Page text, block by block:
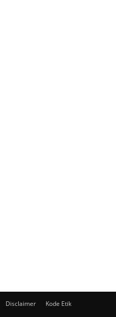
Disclaimer Kode Etik